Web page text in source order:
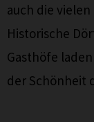
auch die
Historische
Gasthöfe
der Schönheit